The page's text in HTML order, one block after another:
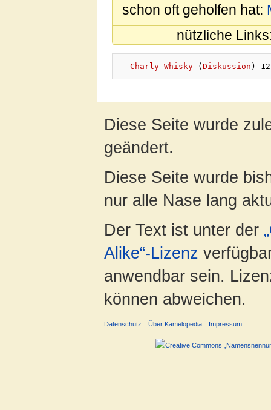
schon oft geholfen hat:
nützliche
--Charly Whisky (Diskussion
Diese Seite wurde
geändert.
Diese Seite wurde
nur alle Nase lang
Der Text ist unter der
Alike“-Lizenz
anwendbar sein.
können abweichen.
Datenschutz Über Kamelopedia Impressum